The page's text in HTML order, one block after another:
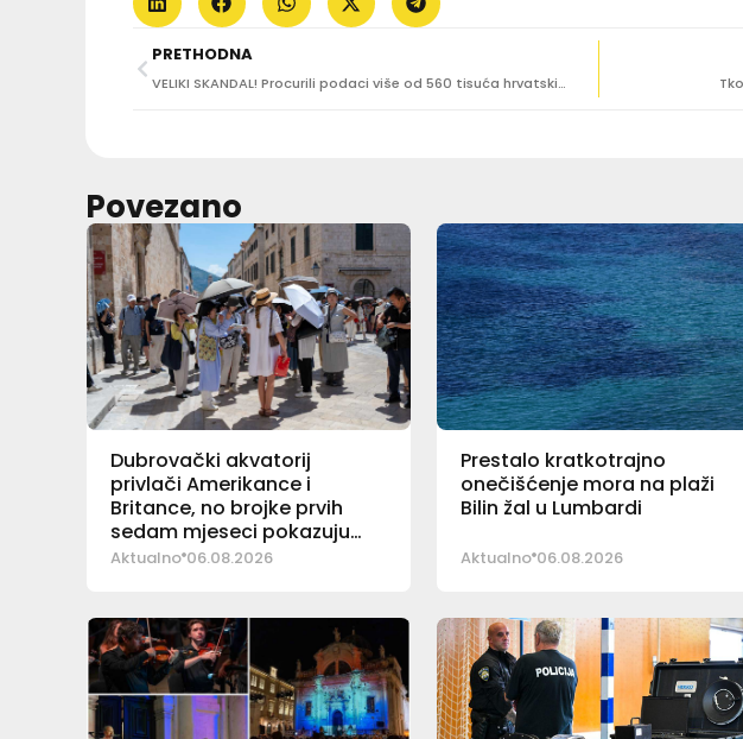
PRETHODNA
VELIKI SKANDAL! Procurili podaci više od 560 tisuća hrvatskih učenika i nastavnika
Povezano
Dubrovački akvatorij
privlači Amerikance i
Britance, no brojke prvih
sedam mjeseci pokazuju
pad
Aktualno 06.08.2026
Prestalo kratkotrajno
onečišćenje mora na plaži
Bilin žal u Lumbardi
Aktualno 06.08.2026